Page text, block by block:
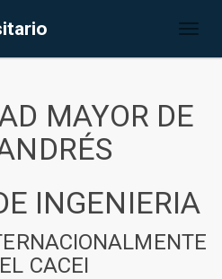
MAYOR DE
INGENIERIA
CACEI